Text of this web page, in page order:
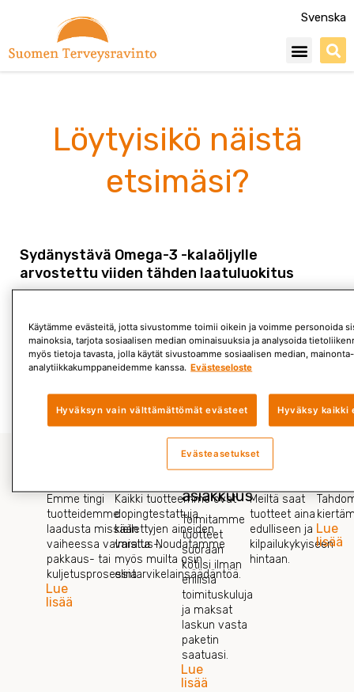
Svenska
Menu
Löytyisikö näistä
etsimäsi?
Sydänystävä Omega-3 -kalaöljylle
arvostettu viiden tähden laatuluokitus
brändimielikuvien ja mainospuheiden varassa. Kuluttaja voi
myös aistinvaraisesti arvioida kalaöljyn hajua
Lue lisää »
Emme tingi
tuotteidemme
laadusta missään
vaiheessa valmistus-,
pakkaus- tai
kuljetusprosessia.
Lue
lisää
Tuoteturvallisuus
Kaikki tuotteemme ovat
dopingtestattuja
kiellettyjen aineiden
varalta. Noudatamme
myös muilta osin
elintarvikelainsäädäntöä.
Vaivaton
asiakkuus
Toimitamme
tuotteet
suoraan
kotiisi ilman
erillisiä
toimituskuluja
ja maksat
laskun vasta
paketin
saatuasi.
Lue
lisää
Edullisuus
Meiltä saat
tuotteet aina
edulliseen ja
kilpailukykyiseen
hintaan.
Lue
lisää
Käytämme evästeitä, jotta sivustomme toimii oikein ja voimme personoida
mainoksia, tarjota sosiaalisen median ominaisuuksia ja analysoida
myös tietoja tavasta, jolla käytät sivustoamme sosiaalisen median,
analytiikkakumppaneidemme kanssa. Evästeseloste
Hyväksyn vain välttämättömät evästeet Hyväksy kaikki
Evästeasetukset